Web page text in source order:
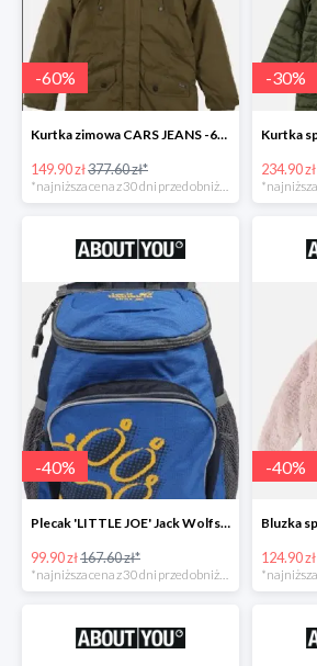
-60%
Kurtka zimowa CARS JEANS -60%
149.90 zł377.60 zł*
*najniższa cena z 30 dni przed obniżką
-30%
234.90 zł
-40%
Plecak 'LITTLE JOE' Jack Wolfskin -40%
99.90 zł167.60 zł*
*najniższa cena z 30 dni przed obniżką
-40%
124.90 zł